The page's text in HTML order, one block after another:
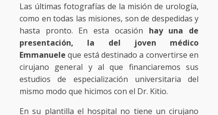
Las últimas fotografías de la misión de urología,
como en todas las misiones, son de despedidas y
hasta pronto. En esta ocasión hay una de
presentación, la del joven médico
Emmanuele que está destinado a convertirse en
cirujano general y al que financiaremos sus
estudios de especialización universitaria del
mismo modo que hicimos con el Dr. Kitio.
En su plantilla el hospital no tiene un cirujano